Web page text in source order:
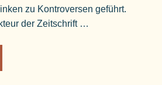
zu Kontroversen geführt.
der Zeitschrift …